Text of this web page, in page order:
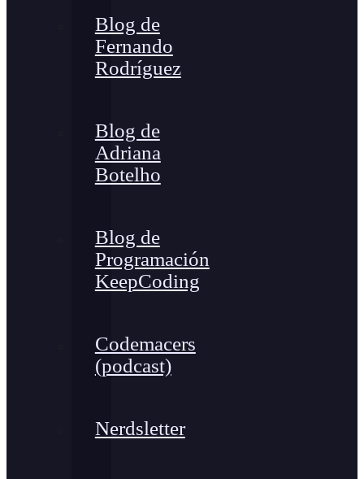
Blog de
Fernando
Rodríguez
Blog de
Adriana
Botelho
Blog de
Programación
KeepCoding
Codemacers
(podcast)
Nerdsletter